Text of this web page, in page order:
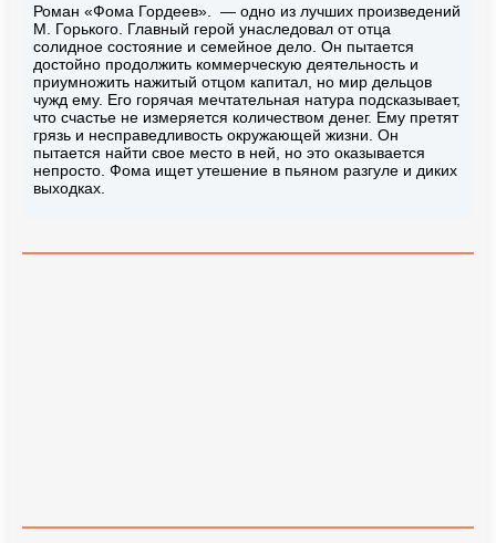
Роман «Фома Гордеев». — одно из лучших произведений
М. Горького. Главный герой унаследовал от отца
солидное состояние и семейное дело. Он пытается
достойно продолжить коммерческую деятельность и
приумножить нажитый отцом капитал, но мир дельцов
чужд ему. Его горячая мечтательная натура подсказывает,
что счастье не измеряется количеством денег. Ему претят
грязь и несправедливость окружающей жизни. Он
пытается найти свое место в ней, но это оказывается
непросто. Фома ищет утешение в пьяном разгуле и диких
выходках.